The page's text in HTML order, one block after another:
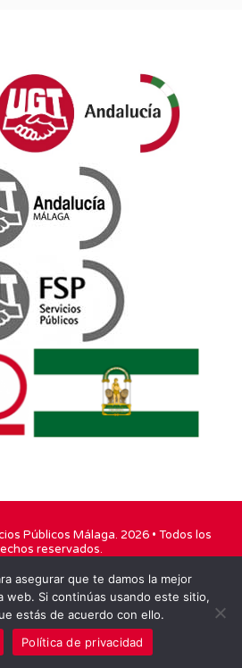
Públicos Málaga. 2026 • Todos los
reservados.
FACEBOOK YOUTUBE
INSTAGRAM
asegurar que te damos la mejor
web. Si continúas usando este sitio,
estás de acuerdo con ello.
Política de privacidad